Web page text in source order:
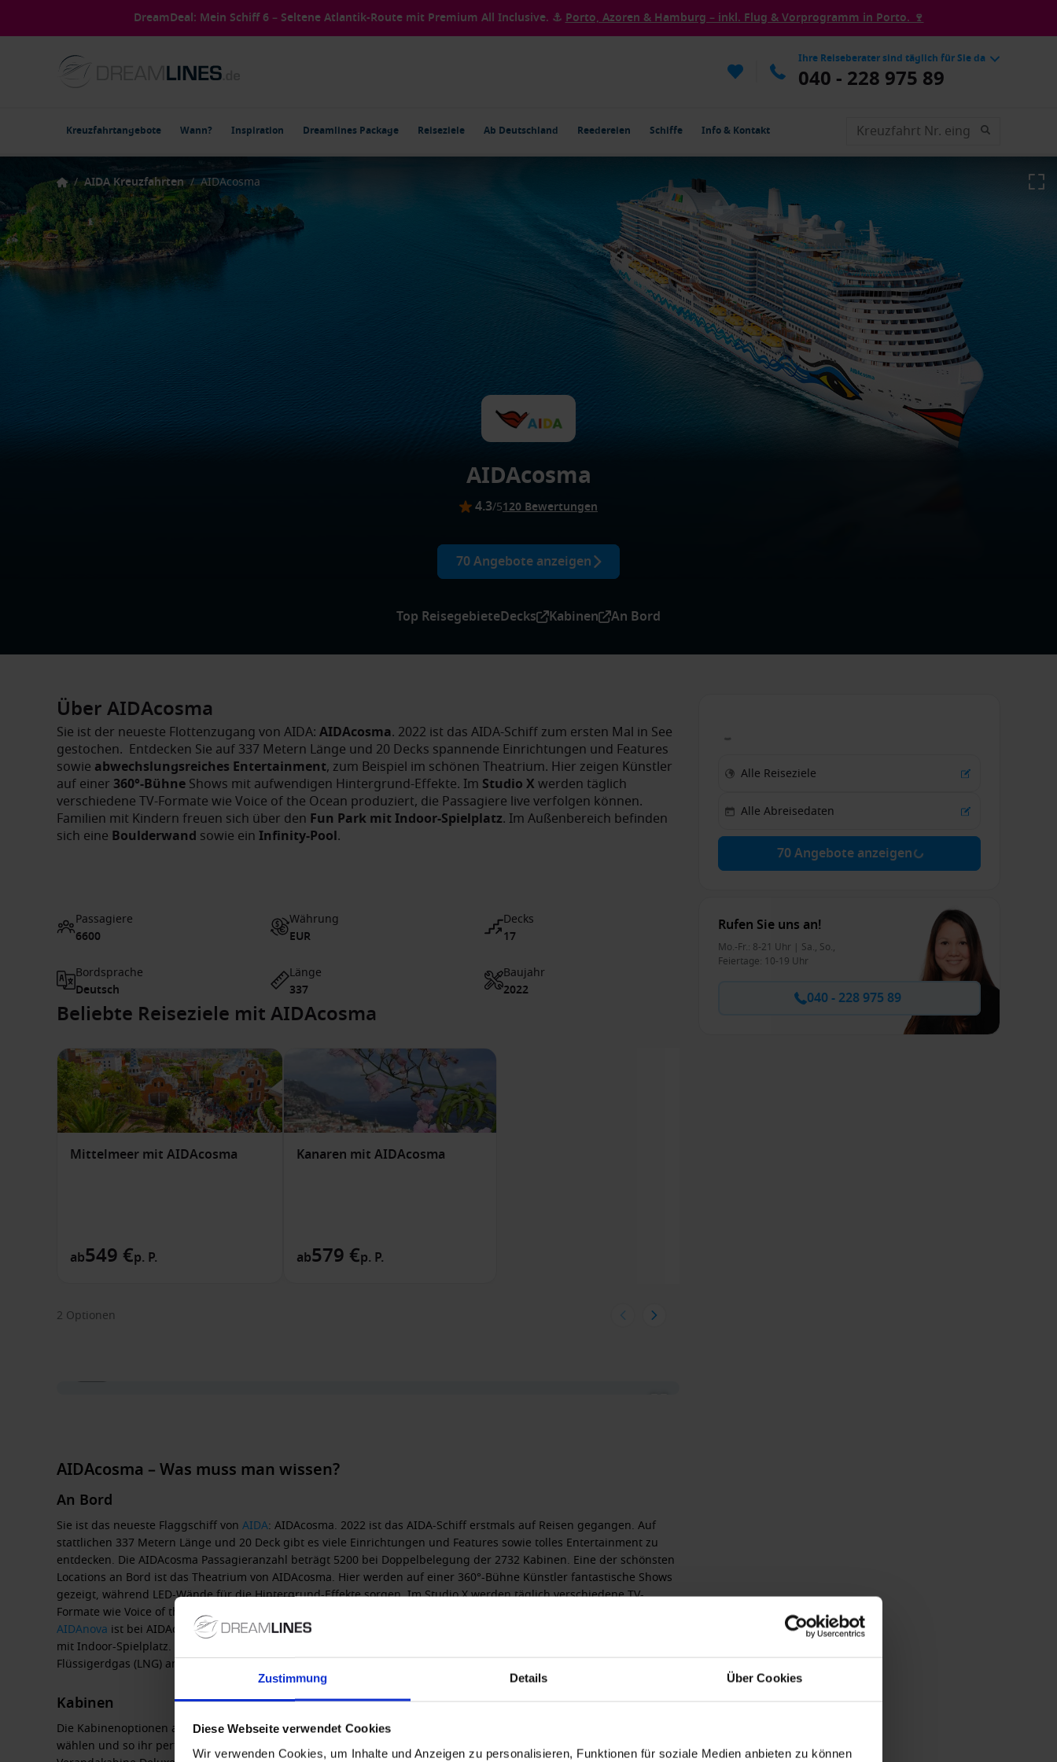
Zustimmung Details Über Cookies
Diese Webseite verwendet Cookies
Wir verwenden Cookies, um Inhalte und Anzeigen zu personalisieren, Funktionen für soziale Medien anbieten zu können
DreamDeal: Mein Schiff 6 – Seltene Atlantik-Route mit Premium All Inclusive. ⚓ Porto, Azoren & Hamburg – inkl. Flug & Vorprogramm in Porto. 🍷
Ihre Reiseberater sind täglich für Sie da
040 - 228 975 89
Kreuzfahrtangebote Wann? Inspiration Dreamlines Package Reiseziele Ab Deutschland Reedereien Schiffe Info & Kontakt
/ AIDA Kreuzfahrten / AIDAcosma
AIDAcosma
4.3/5120 Bewertungen
70 Angebote anzeigen
Top ReisegebieteDecks Kabinen An Bord
Über AIDAcosma
Sie ist der neueste Flottenzugang von AIDA: AIDAcosma. 2022 ist das AIDA-Schiff zum ersten Mal in See
gestochen. Entdecken Sie auf 337 Metern Länge und 20 Decks spannende Einrichtungen und Features
sowie abwechslungsreiches Entertainment, zum Beispiel im schönen Theatrium. Hier zeigen Künstler
auf einer 360°-Bühne Shows mit aufwendigen Hintergrund-Effekte. Im Studio X werden täglich
verschiedene TV-Formate wie Voice of the Ocean produziert, die Passagiere live verfolgen können.
Familien mit Kindern freuen sich über den Fun Park mit Indoor-Spielplatz. Im Außenbereich befinden
sich eine Boulderwand sowie ein Infinity-Pool.
Passagiere
6600
Währung
EUR
Decks
17
Bordsprache
Deutsch
Länge
337
Baujahr
2022
Beliebte Reiseziele mit AIDAcosma
Mittelmeer mit AIDAcosma
ab549 €p. P.
Kanaren mit AIDAcosma
ab579 €p. P.
2 Optionen
AIDAcosma – Was muss man wissen?
An Bord
Sie ist das neueste Flaggschiff von AIDA: AIDAcosma. 2022 ist das AIDA-Schiff erstmals auf Reisen gegangen. Auf
stattlichen 337 Metern Länge und 20 Deck gibt es viele Einrichtungen und Features sowie tolles Entertainment zu
entdecken. Die AIDAcosma Passagieranzahl beträgt 5200 bei Doppelbelegung der 2732 Kabinen. Eine der schönsten
Locations an Bord ist das Theatrium von AIDAcosma. Hier werden auf einer 360°-Bühne Künstler fantastische Shows
gezeigt, während LED-Wände für die Hintergrund-Effekte sorgen. ImStudio Xwerden täglich verschiedene TV-
Formate wie Voice of the Ocean produziert, die Passagiere live verfolgen können. Im Gegensatz zum
AIDAnova ist bei AIDAcosma kein Four Elements Bereich mehr vorhanden, stattdessen gibt es den neuen
mit Indoor-Spielplatz. Im Außenbereich befinden sich eine
Flüssigerdgas (LNG) angetrieben.
Kabinen
Die Kabinenoptionen an Bord von AIDAcosma sind enorm: Gäste können bei der Buchung zwischen 21 Kabinentypen
wählen und so ihr perfektes Zuhause auf dem Meer finden. Dazu zählen Innen-, Meerblick- und Balkonkabinen,
70 Angebote anzeigen
Rufen Sie uns an!
Mo.-Fr.: 8-21 Uhr | Sa., So.,
Feiertage: 10-19 Uhr
040 - 228 975 89